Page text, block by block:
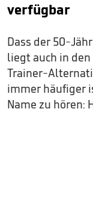
verfügbar
Dass der 50-
liegt auch in
Trainer-
immer häufiger
Name zu hören: